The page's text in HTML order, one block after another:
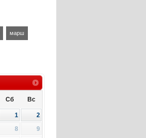
марш
Сб Вс
1
2
8
9